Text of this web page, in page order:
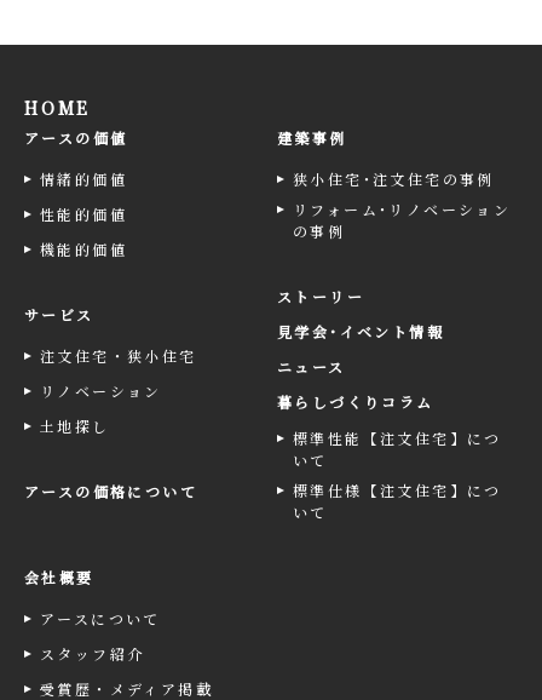
HOME
アースの価値
情緒的価値
性能的価値
機能的価値
サービス
注文住宅・狭小住宅
リノベーション
土地探し
アースの価格について
建築事例
狭小住宅･注文住宅の事例
リフォーム･リノベーション
の事例
ストーリー
見学会･イベント情報
ニュース
暮らしづくりコラム
標準性能【注文住宅】につ
いて
標準仕様【注文住宅】につ
いて
会社概要
アースについて
スタッフ紹介
受賞歴・メディア掲載